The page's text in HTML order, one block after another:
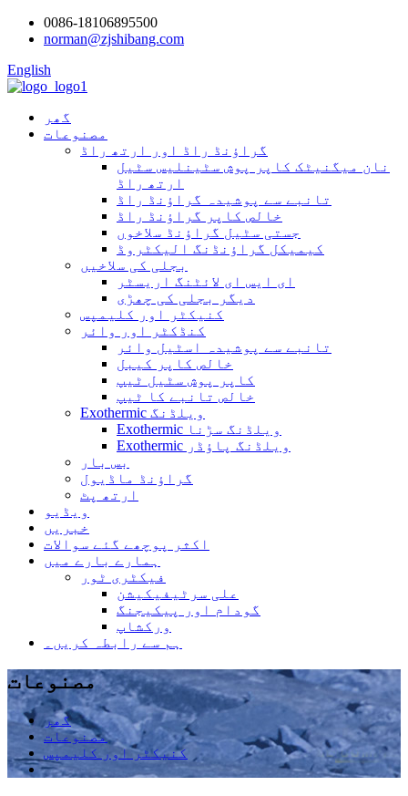
0086-18106895500
norman@zjshibang.com
English
گھر
مصنوعات
گراؤنڈ راڈ اور ارتھ راڈ
نان میگنیٹک کاپر پوش سٹینلیس سٹیل
ارتھ راڈ
تانبے سے پوشیدہ گراؤنڈ راڈ
خالص کاپر گراؤنڈ راڈ
جستی سٹیل گراؤنڈ سلاخوں
کیمیکل گراؤنڈنگ الیکٹروڈ
بجلی کی سلاخیں
ای ایس ای لائٹنگ اریسٹر
دیگر بجلی کی چھڑی
کنیکٹر اور کلیمپس
کنڈکٹر اور وائر
تانبے سے پوشیدہ اسٹیل وائر
خالص کاپر کیبل
کاپر پوش سٹیل ٹیپ
خالص تانبے کا ٹیپ
Exothermic ویلڈنگ
Exothermic ویلڈنگ سڑنا
Exothermic ویلڈنگ پاؤڈر
بس بار
گراؤنڈ ماڈیول
ارتھ پٹ
ویڈیو
خبریں
اکثر پوچھے گئے سوالات
ہمارے بارے میں
فیکٹری ٹور
علی سرٹیفیکیشن
گودام اور پیکیجنگ
ورکشاپ
ہم سے رابطہ کریں۔
مصنوعات
گھر
مصنوعات
کنیکٹر اور کلیمپس